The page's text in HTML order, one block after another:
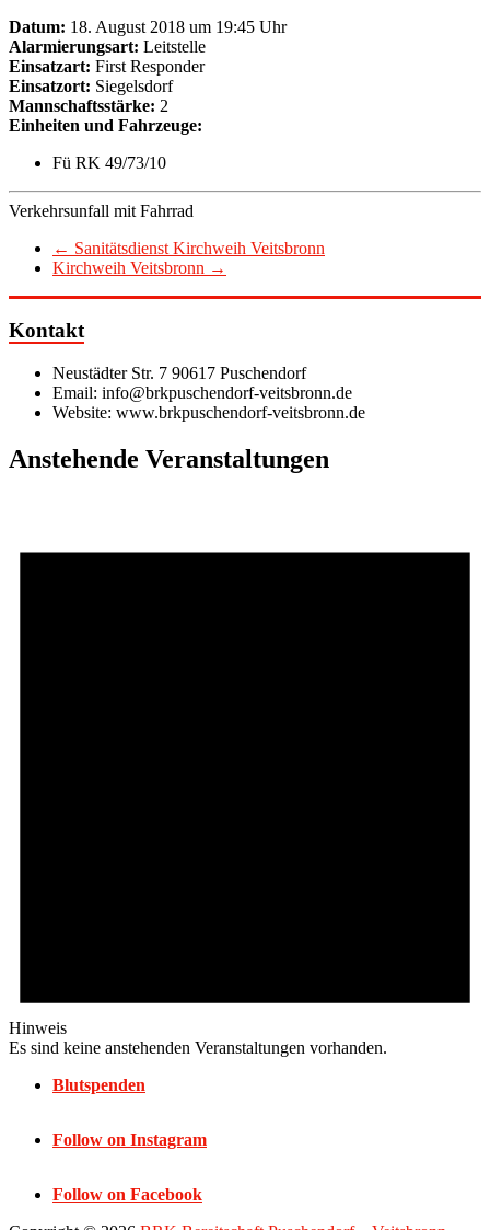
Datum: 18. August 2018 um 19:45 Uhr
Alarmierungsart: Leitstelle
Einsatzart: First Responder
Einsatzort: Siegelsdorf
Mannschaftsstärke: 2
Einheiten und Fahrzeuge:
Fü RK 49/73/10
Verkehrsunfall mit Fahrrad
← Sanitätsdienst Kirchweih Veitsbronn
Kirchweih Veitsbronn →
Kontakt
Neustädter Str. 7 90617 Puschendorf
Email: info@brkpuschendorf-veitsbronn.de
Website: www.brkpuschendorf-veitsbronn.de
Anstehende Veranstaltungen
Hinweis
Es sind keine anstehenden Veranstaltungen vorhanden.
Blutspenden
Follow on Instagram
Follow on Facebook